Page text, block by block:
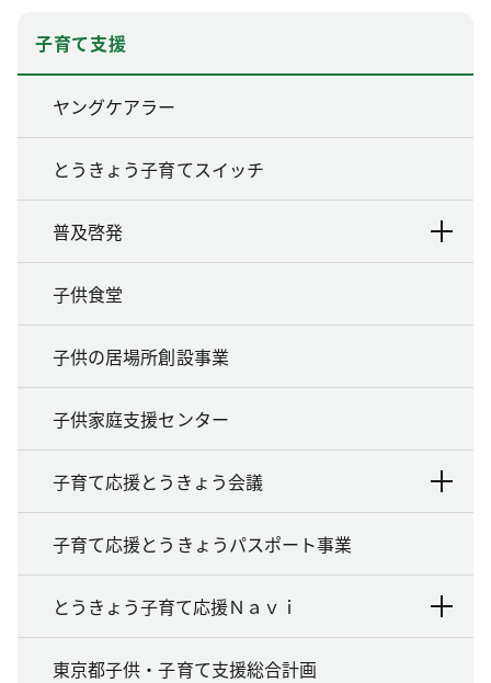
子育て支援
ヤングケアラー
とうきょう子育てスイッチ
普及啓発
子供食堂
子供の居場所創設事業
子供家庭支援センター
子育て応援とうきょう会議
子育て応援とうきょうパスポート事業
とうきょう子育て応援Ｎａｖｉ
東京都子供・子育て支援総合計画